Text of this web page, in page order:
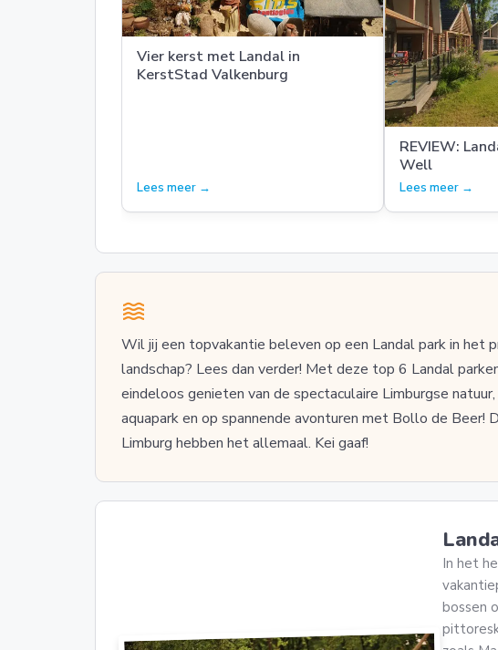
Vier kerst met Landal in
KerstStad Valkenburg
Lees meer →
REVIEW:
Well
Lees meer →
Wil jij een topvakantie beleven op een Landal park in het
landschap? Lees dan verder! Met deze top 6 Landal
eindeloos genieten van de spectaculaire Limburgse
aquapark en op spannende avonturen met Bollo de Beer!
Limburg hebben het allemaal. Kei gaaf!
In het
bossen